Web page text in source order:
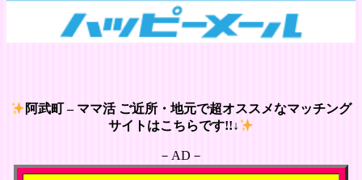
阿武町 – ママ活 ご近所・地元で超オススメなマッチング
サイトはこちらです!!↓
－AD－